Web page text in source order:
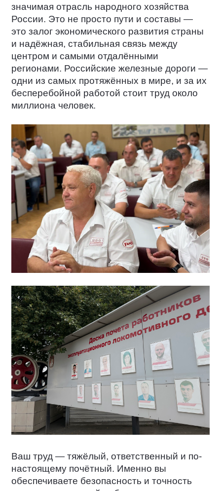
значимая отрасль народного хозяйства
России. Это не просто пути и составы —
это залог экономического развития страны
и надёжная, стабильная связь между
центром и самыми отдалёнными
регионами. Российские железные дороги —
одни из самых протяжённых в мире, и за их
бесперебойной работой стоит труд около
миллиона человек.
Ваш труд — тяжёлый, ответственный и по-
настоящему почётный. Именно вы
обеспечиваете безопасность и точность